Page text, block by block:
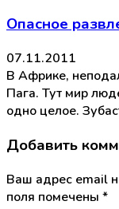
Опасное
07.11.2011
В Африке,
Пага. Тут мир
одно целое.
Добавить
Ваш адрес email
поля помечены *